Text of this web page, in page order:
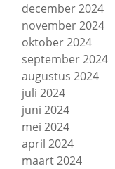
december 2024
november 2024
oktober 2024
september 2024
augustus 2024
juli 2024
juni 2024
mei 2024
april 2024
maart 2024